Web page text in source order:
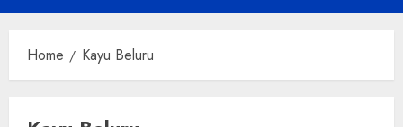
Menu
Home Kayu Beluru